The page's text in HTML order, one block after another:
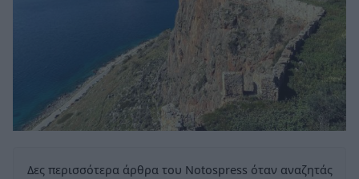
Δες περισσότερα άρθρα του Notospress όταν αναζητάς